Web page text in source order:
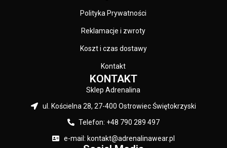
Polityka Prywatności
Reklamacje i zwroty
Koszt i czas dostawy
Kontakt
KONTAKT
Sklep Adrenalina
ul. Kościelna 28, 27-400 Ostrowiec Świętokrzyski
Telefon: +48 790 289 497
e-mail: kontakt@adrenalinawear.pl